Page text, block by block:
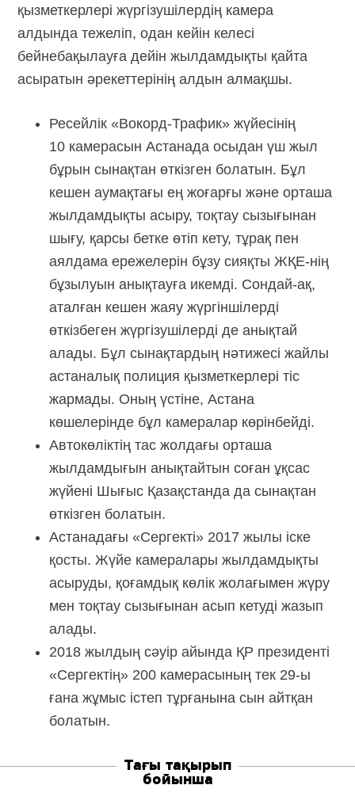
қызметкерлері жүргізушілердің камера
алдында тежеліп, одан кейін келесі
бейнебақылауға дейін жылдамдықты қайта
асыратын әрекеттерінің алдын алмақшы.
Ресейлік «Вокорд-Трафик» жүйесінің
10 камерасын Астанада осыдан үш жыл
бұрын сынақтан өткізген болатын. Бұл
кешен аумақтағы ең жоғарғы және орташа
жылдамдықты асыру, тоқтау сызығынан
шығу, қарсы бетке өтіп кету, тұрақ пен
аялдама ережелерін бұзу сияқты ЖҚЕ-нің
бұзылуын анықтауға икемді. Сондай-ақ,
аталған кешен жаяу жүргіншілерді
өткізбеген жүргізушілерді де анықтай
алады. Бұл сынақтардың нәтижесі жайлы
астаналық полиция қызметкерлері тіс
жармады. Оның үстіне, Астана
көшелерінде бұл камералар көрінбейді.
Автокөліктің тас жолдағы орташа
жылдамдығын анықтайтын соған ұқсас
жүйені Шығыс Қазақстанда да сынақтан
өткізген болатын.
Астанадағы «Сергекті» 2017 жылы іске
қосты. Жүйе камералары жылдамдықты
асыруды, қоғамдық көлік жолағымен жүру
мен тоқтау сызығынан асып кетуді жазып
алады.
2018 жылдың сәуір айында ҚР президенті
«Сергектің» 200 камерасының тек 29-ы
ғана жұмыс істеп тұрғанына сын айтқан
болатын.
Тағы тақырып
бойынша